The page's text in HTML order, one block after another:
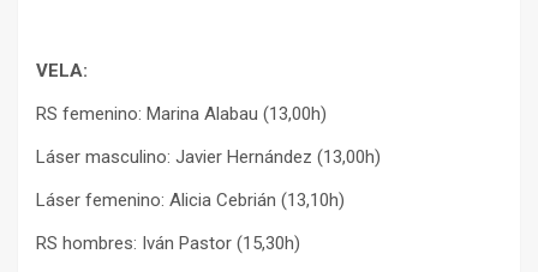
VELA:
RS femenino: Marina Alabau (13,00h)
Láser masculino: Javier Hernández (13,00h)
Láser femenino: Alicia Cebrián (13,10h)
RS hombres: Iván Pastor (15,30h)